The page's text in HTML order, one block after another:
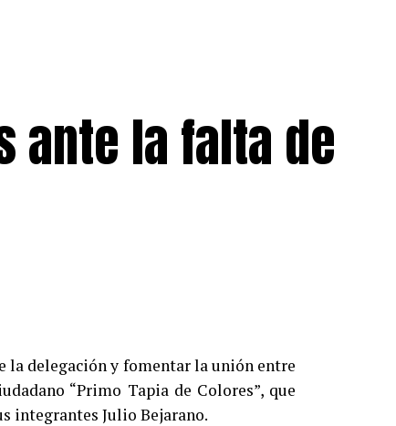
ante la falta de
la delegación y fomentar la unión entre
“Primo Tapia de Colores”, que
integrantes Julio Bejarano.